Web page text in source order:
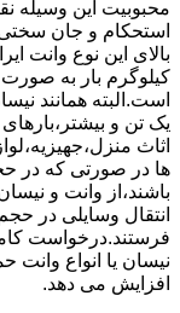
محبوبیت این وسیله
استحکام و جان
کیلوگرم بار به صورت
است.البته همانند
یک تن و
اثاث
ها در صورتی که در
باشند،از وانت و
انتقال وسایلی در
فرستند.درخواست
نیسان یا انواع وانت
افزایش می دهد.